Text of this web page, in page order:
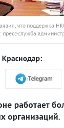
что поддержка
служба
Краснодар:
работает
организаций.